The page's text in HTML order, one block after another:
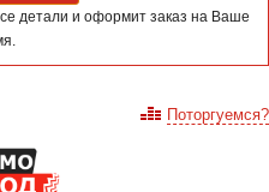
детали и оформит заказ на Ваше
Поторгуемся?